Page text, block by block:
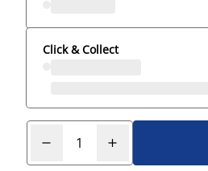
Click & Collect